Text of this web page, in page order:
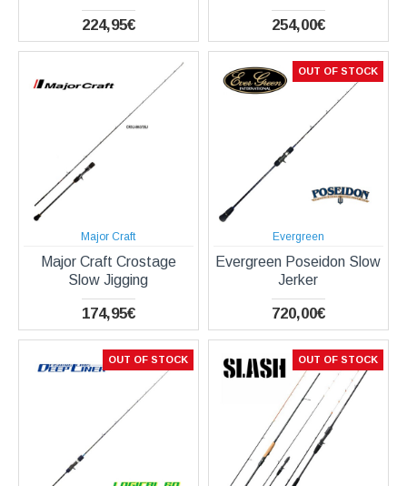
224,95€ 254,00€
Major Craft
Major Craft Crostage
Slow Jigging
174,95€
OUT OF STOCK
Evergreen
Evergreen Poseidon Slow
Jerker
720,00€
OUT OF STOCK OUT OF STOCK